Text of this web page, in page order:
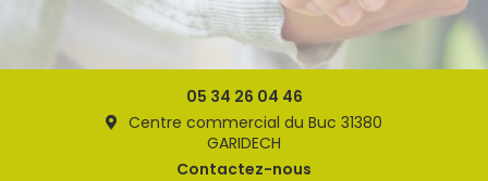
05 34 26 04 46
Centre commercial du Buc 31380
GARIDECH
Contactez-nous